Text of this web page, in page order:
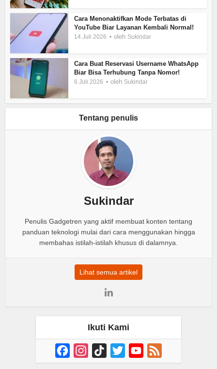
Cara Menonaktifkan Mode Terbatas di
YouTube Biar Layanan Kembali Normal!
14 Juli 2026 oleh Sukindar
Cara Buat Reservasi Username WhatsApp
Biar Bisa Terhubung Tanpa Nomor!
6 Juli 2026 oleh Sukindar
Tentang penulis
Sukindar
Penulis Gadgetren yang aktif membuat konten tentang
panduan teknologi mulai dari cara menggunakan hingga
membahas istilah-istilah khusus di dalamnya.
Lihat semua artikel
Ikuti Kami
FacebookInstagram
TikTok Twitter YouTube
Channel